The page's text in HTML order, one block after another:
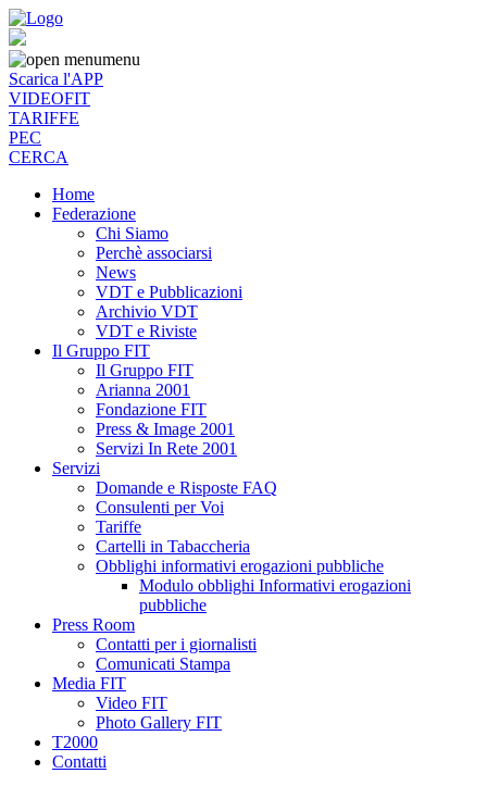
menu
Scarica l'APP
VIDEOFIT
TARIFFE
PEC
CERCA
Home
Federazione
Chi Siamo
Perchè associarsi
News
VDT e Pubblicazioni
Archivio VDT
VDT e Riviste
Il Gruppo FIT
Il Gruppo FIT
Arianna 2001
Fondazione FIT
Press & Image 2001
Servizi In Rete 2001
Servizi
Domande e Risposte FAQ
Consulenti per Voi
Tariffe
Cartelli in Tabaccheria
Obblighi informativi erogazioni pubbliche
Modulo obblighi Informativi erogazioni
pubbliche
Press Room
Contatti per i giornalisti
Comunicati Stampa
Media FIT
Video FIT
Photo Gallery FIT
T2000
Contatti